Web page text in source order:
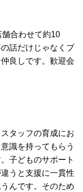
合わせて約10
話だけじゃなくプ
良しです。歓迎会
タッフの育成にお
識を持ってもらう
子どものサポート
うと支援に一貫性
んです。そのため